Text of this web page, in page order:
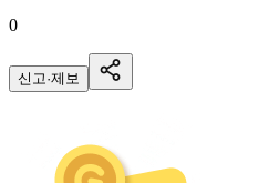
0
신고·제보